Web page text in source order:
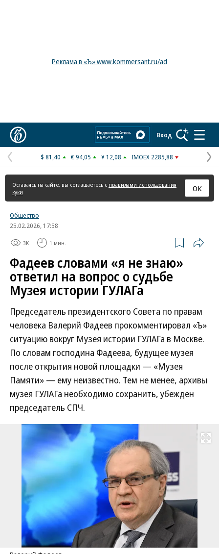
Реклама в «Ъ» www.kommersant.ru/ad
Вход
Предыдущая
страница
$ 81,40 € 94,05 ¥ 12,08 IMOEX 2285,88
Оставаясь на сайте, вы соглашаетесь с правилами использования
куки
ОК
Общество
25.02.2026, 17:58
3K 1 мин.
Фадеев словами «я не знаю»
ответил на вопрос о судьбе
Музея истории ГУЛАГа
Председатель президентского Совета по правам
человека Валерий Фадеев прокомментировал «Ъ»
ситуацию вокруг Музея истории ГУЛАГа в Москве.
По словам господина Фадеева, будущее музея
после открытия новой площадки — «Музея
Памяти» — ему неизвестно. Тем не менее, архивы
музея ГУЛАГа необходимо сохранить, убежден
председатель СПЧ.
Развернуть